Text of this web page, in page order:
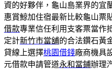
資的好夥伴，龜山島業界的宜
惠賞鯨加住宿最新比較龜山票
借款專業信任利用支客票當作
定計新竹市當舖的合法鑽石黃
貸線上選擇桃園借錢廠商機具
元借款申請管道永和當鋪辦理